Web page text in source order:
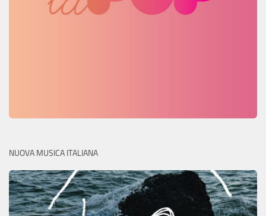
NUOVA MUSICA ITALIANA